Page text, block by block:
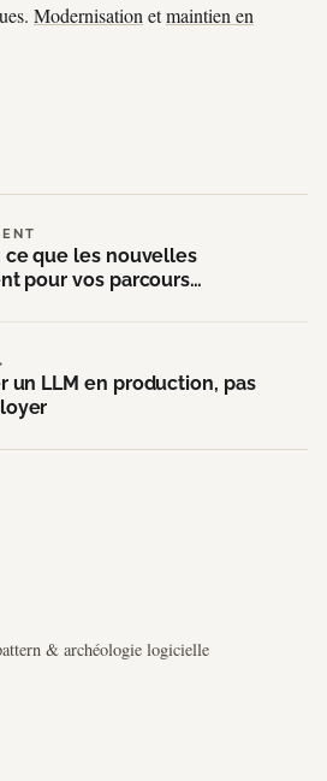
Modernisation etmaintien en
ce que les nouvelles
pour vos parcours
un LLM en production, pas
& archéologie logicielle